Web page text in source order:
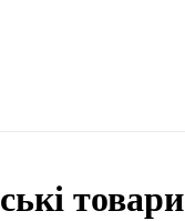
товари